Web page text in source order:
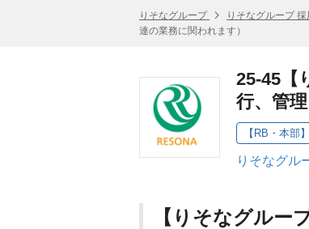
りそなグループ りそなグループ 採
連の業務に関われます）
25-45【
行、管
【RB・本部
りそなグル
【りそなグルー